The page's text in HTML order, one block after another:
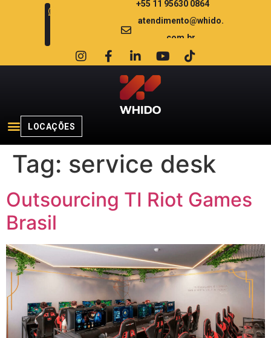
+55 11 95630 0864
atendimento@whido.
com.br
LOCAÇÕES
Tag: service desk
Outsourcing TI Riot Games
Brasil